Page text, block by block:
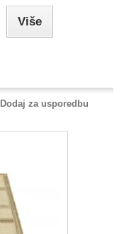
Više
Dodaj za usporedbu